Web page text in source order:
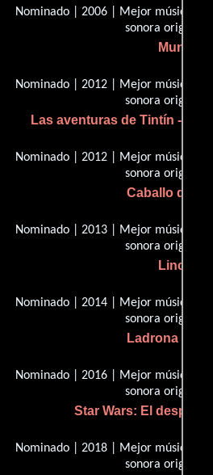
Nominado | 2006 | Mejor música
sonora original
Munich
Nominado | 2012 | Mejor música
sonora original
Las aventuras de Tintín - El
Nominado | 2012 | Mejor música
sonora original
Caballo de
Nominado | 2013 | Mejor música
sonora original
Lincoln
Nominado | 2014 | Mejor música
sonora original
Ladrona de
Nominado | 2016 | Mejor música
sonora original
Star Wars: El despertar
Nominado | 2018 | Mejor música
sonora original